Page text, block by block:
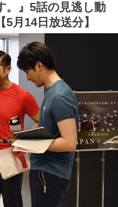
。』5話の見逃し動
月14日放送分】